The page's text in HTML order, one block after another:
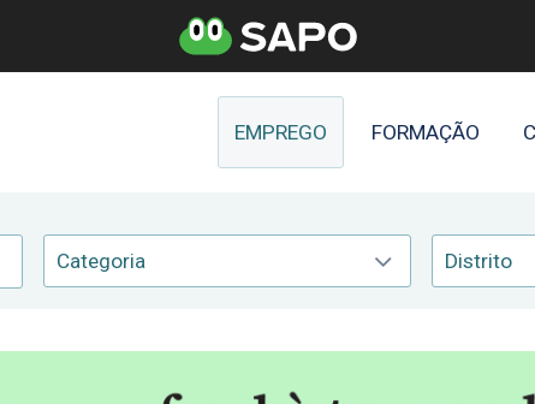
EMPREGO FORMAÇÃO
Categoria Distrito